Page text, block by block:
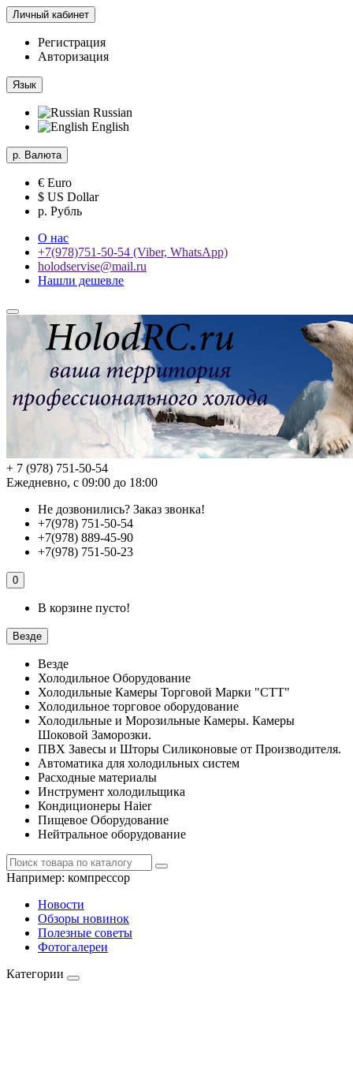
Личный кабинет
Регистрация
Авторизация
Язык
Russian
English
р. Валюта
€ Euro
$ US Dollar
р. Рубль
О нас
+7(978)751-50-54 (Viber, WhatsApp)
holodservise@mail.ru
Нашли дешевле
+ 7 (978) 751-50-54
Ежедневно, с 09:00 до 18:00
Не дозвонились? Заказ звонка!
+7(978) 751-50-54
+7(978) 889-45-90
+7(978) 751-50-23
0
В корзине пусто!
Везде
Везде
Холодильное Оборудование
Холодильные Камеры Торговой Марки "СТТ"
Холодильное торговое оборудование
Холодильные и Морозильные Камеры. Камеры
Шоковой Заморозки.
ПВХ Завесы и Шторы Силиконовые от Производителя.
Автоматика для холодильных систем
Расходные материалы
Инструмент холодильщика
Кондиционеры Haier
Пищевое Оборудование
Нейтральное оборудование
Например: компрессор
Новости
Обзоры новинок
Полезные советы
Фотогалереи
Категории